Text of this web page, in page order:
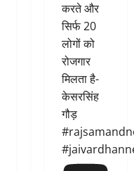
करते और
सिर्फ 20
लोगों को
रोजगार
मिलता है-
केसरसिंह
गौड़